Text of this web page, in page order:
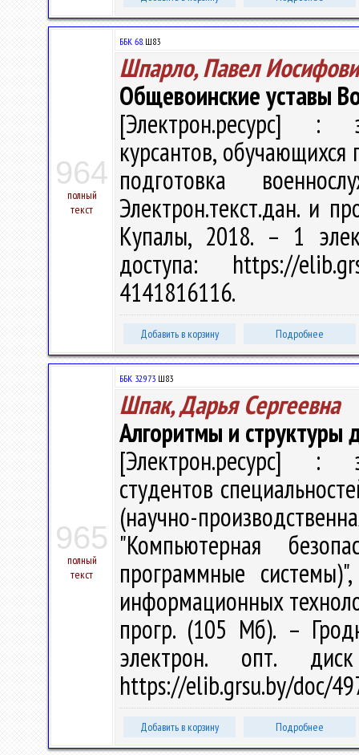
964
полный
текст
ББК 68.Ш83
Шпарло, Павел
Общевоинские уставы
[Электрон.ресурс] :
курсантов,
подготовка
Электрон.текст.дан. и
Купалы, 2018. – 1
доступа: https://
4141816116.
Добавить в корзину Подробнее
965
полный
текст
ББК 32.973 Ш83
Шпак, Дарья Сергеевна
Алгоритмы и структуры
[Электрон.ресурс] :
студентов
(научно-
"Компьютерная
программные
информационных
прогр. (105 Мб). –
электрон. опт.
https://elib.grsu.by/doc/
Добавить в корзину Подробнее